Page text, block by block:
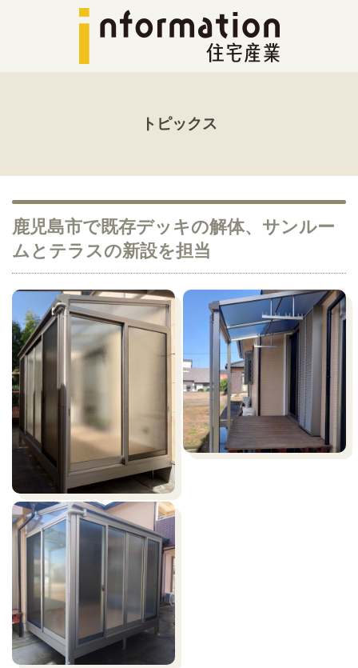
トピックス
鹿児島市で既存デッキの解体、サンルー
ムとテラスの新設を担当